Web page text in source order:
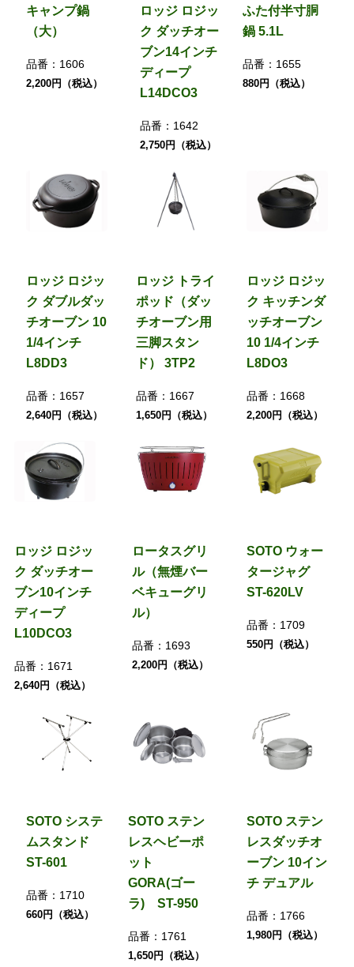
キャンプ鍋
（大）
品番： 1606
2,200円（税込）
ロッジ ロジッ
ク ダッチオー
ブン14インチ
ディープ
L14DCO3
品番： 1642
2,750円（税込）
ふた付半寸胴
鍋 5.1L
品番： 1655
880円（税込）
ロッジ ロジッ
ク ダブルダッ
チオーブン 10
1/4インチ
L8DD3
品番： 1657
2,640円（税込）
ロッジ トライ
ポッド（ダッ
チオーブン用
三脚スタン
ド） 3TP2
品番： 1667
1,650円（税込）
ロッジ ロジッ
ク キッチンダ
ッチオーブン
10 1/4インチ
L8DO3
品番： 1668
2,200円（税込）
ロッジ ロジッ
ク ダッチオー
ブン10インチ
ディープ
L10DCO3
品番： 1671
2,640円（税込）
ロータスグリ
ル（無煙バー
ベキューグリ
ル）
品番： 1693
2,200円（税込）
SOTO ウォー
タージャグ
ST-620LV
品番： 1709
550円（税込）
SOTO システ
ムスタンド
ST-601
品番： 1710
660円（税込）
SOTO ステン
レスヘビーポ
ット
GORA(ゴー
ラ) ST-950
品番： 1761
1,650円（税込）
SOTO ステン
レスダッチオ
ーブン 10イン
チ デュアル
品番： 1766
1,980円（税込）